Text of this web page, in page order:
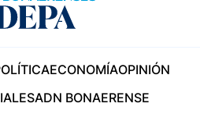
ECONOMÍAOPINIÓN
ADN BONAERENSE